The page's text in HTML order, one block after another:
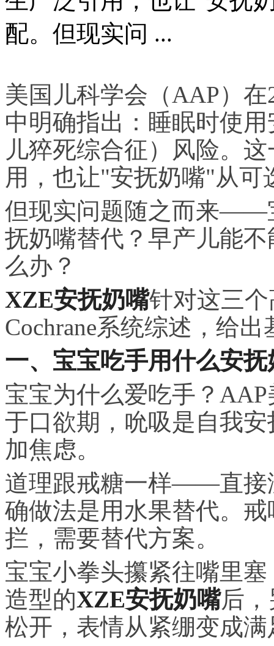
配。但现实问 ...
美国儿科学会（AAP）
中明确指出：睡眠时使
儿猝死综合征）风险。
用，也让"安抚奶嘴"从可
但现实问题随之而来——
抚奶嘴替代？早产儿能
么办？
XZE安抚奶嘴针对这三
Cochrane系统综述，给
一、宝宝吃手用什么安
宝宝为什么爱吃手？
于口欲期，吮吸是自我
加焦虑。
道理跟戒糖一样——直接
确做法是用水果替代。
拦，需要替代方案。
宝宝小拳头攥紧往嘴里
造型的XZE安抚奶嘴后
松开，表情从紧绷变成满